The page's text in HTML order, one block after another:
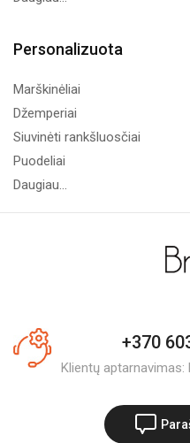
Personalizuota
Marškinėliai
Džemperiai
Siuvinėti rankšluosčiai
Puodeliai
Daugiau...
+370
Klientų aptarnavimas: